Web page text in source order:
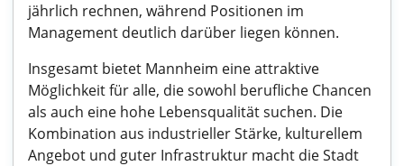
jährlich rechnen, während Positionen im
Management deutlich darüber liegen können.
Insgesamt bietet Mannheim eine attraktive
Möglichkeit für alle, die sowohl berufliche Chancen
als auch eine hohe Lebensqualität suchen. Die
Kombination aus industrieller Stärke, kulturellem
Angebot und guter Infrastruktur macht die Stadt